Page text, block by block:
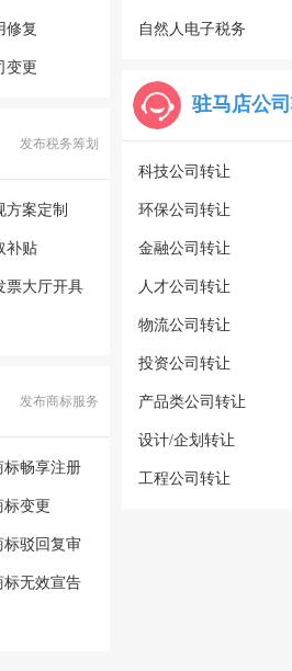
修复
变更
发布税务筹划
方案定制
补贴
票大厅开具
发布商标服务
标畅享注册
标变更
标驳回复审
标无效宣告
自然人电子税务
驻马店公
科技公司转让
环保公司转让
金融公司转让
人才公司转让
物流公司转让
投资公司转让
产品类公司转让
设计/企划转让
工程公司转让